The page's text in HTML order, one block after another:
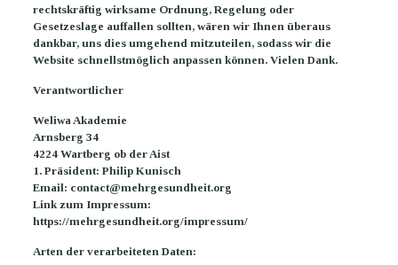
rechtskräftig wirksame Ordnung, Regelung oder
Gesetzeslage auffallen sollten, wären wir Ihnen überaus
dankbar, uns dies umgehend mitzuteilen, sodass wir die
Website schnellstmöglich anpassen können. Vielen Dank.
Verantwortlicher
Weliwa Akademie
Arnsberg 34
4224 Wartberg ob der Aist
1. Präsident: Philip Kunisch
Email: contact@mehrgesundheit.org
Link zum Impressum:
https://mehrgesundheit.org/impressum/
Arten der verarbeiteten Daten: